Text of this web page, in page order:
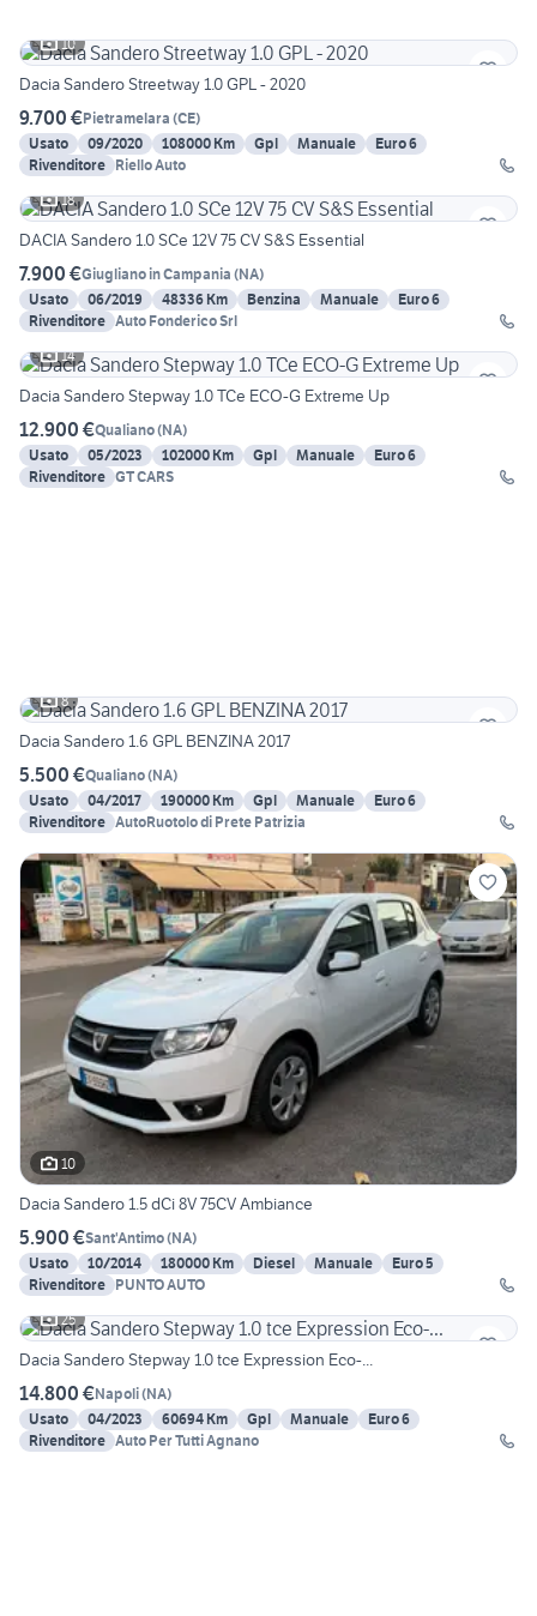
10
Dacia Sandero Streetway 1.0 GPL - 2020
9.700 €Pietramelara (CE)
Usato
09/2020 108000 Km Gpl Manuale
Euro 6
Rivenditore Riello Auto
18
DACIA Sandero 1.0 SCe 12V 75 CV S&S Essential
7.900 €Giugliano in Campania (NA)
Usato
06/2019 48336 Km Benzina Manuale
Euro 6
Rivenditore Auto Fonderico Srl
14
Dacia Sandero Stepway 1.0 TCe ECO-G Extreme Up
12.900 €Qualiano(NA)
Usato
05/2023 102000 Km Gpl Manuale
Euro 6
Rivenditore GT CARS
8
Dacia Sandero 1.6 GPL BENZINA 2017
5.500 €Qualiano(NA)
Usato
04/2017 190000 Km Gpl Manuale
Euro 6
Rivenditore AutoRuotolo di Prete Patrizia
10
Dacia Sandero 1.5 dCi 8V 75CV Ambiance
5.900 €Sant'Antimo(NA)
Usato
10/2014 180000 Km Diesel Manuale
Euro 5
Rivenditore PUNTO AUTO
25
Dacia Sandero Stepway 1.0 tce Expression Eco-...
14.800 €Napoli(NA)
Usato
04/2023 60694 Km Gpl Manuale
Euro 6
Rivenditore Auto Per Tutti Agnano